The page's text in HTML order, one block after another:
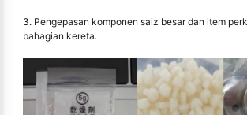
3. Pengepasan komponen saiz besar dan item
bahagian kereta.